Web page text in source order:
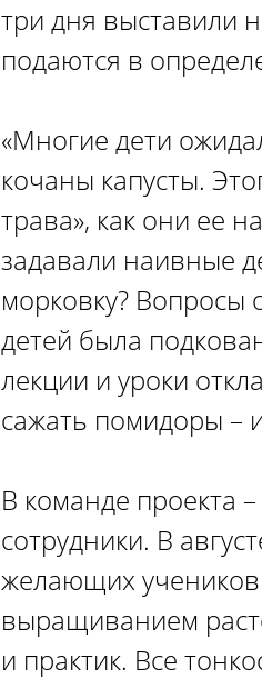
три дня выставили
подаются в
«Многие дети
кочаны капусты.
трава», как они ее
задавали наивные
морковку? Вопросы
детей была
лекции и уроки
сажать помидоры –
В команде проекта
сотрудники. В
желающих учеников
выращиванием
и практик. Все